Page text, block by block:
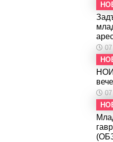
07
НОИ
07